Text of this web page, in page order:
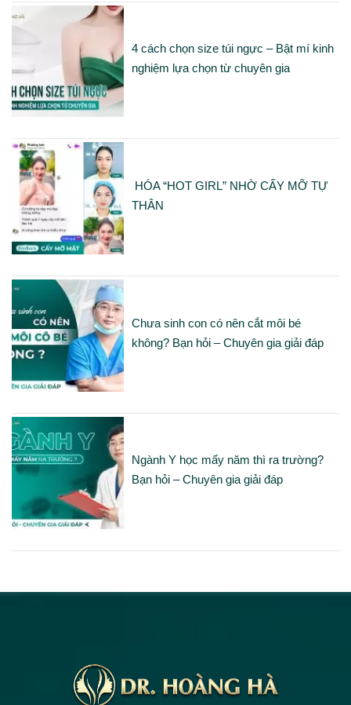
4 cách chọn size túi ngực – Bật mí kinh
nghiệm lựa chọn từ chuyên gia
HÓA “HOT GIRL” NHỜ CẤY MỠ TỰ
THÂN
Chưa sinh con có nên cắt môi bé
không? Bạn hỏi – Chuyên gia giải đáp
Ngành Y học mấy năm thì ra trường?
Bạn hỏi – Chuyên gia giải đáp